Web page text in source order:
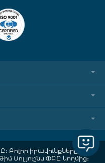
Բոլոր իրավունքները
Սոլյուշնս ՓԲԸ կողմից։